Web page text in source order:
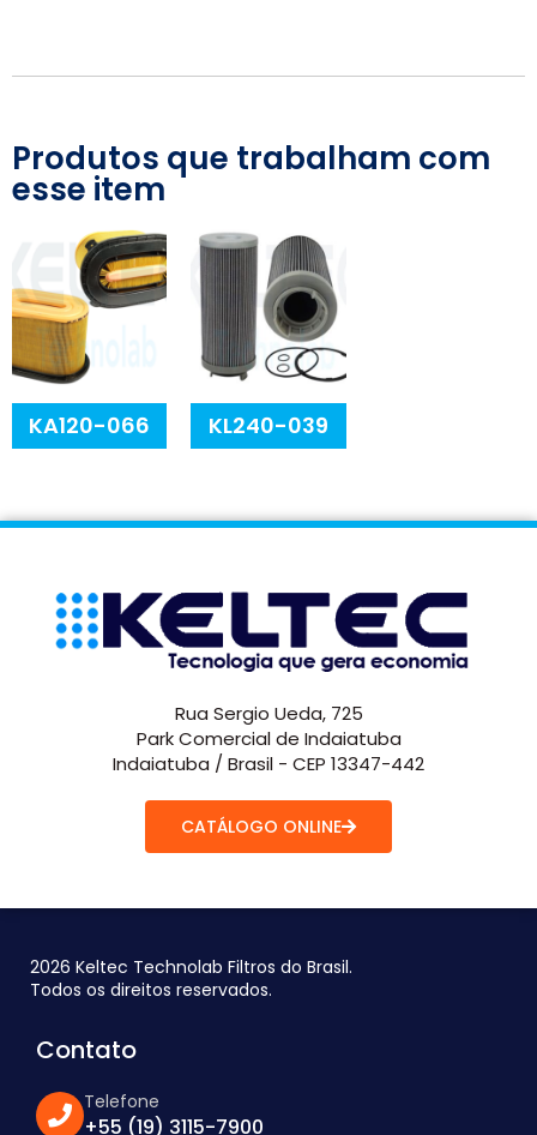
Produtos que trabalham com
esse item
KA120-066 KL240-039
Rua Sergio Ueda, 725
Park Comercial de Indaiatuba
Indaiatuba / Brasil - CEP 13347-442
CATÁLOGO ONLINE
2026 Keltec Technolab Filtros do Brasil.
Todos os direitos reservados.
Contato
Telefone
+55 (19) 3115-7900